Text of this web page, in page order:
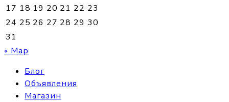
17 18 19 20 21 22 23
24 25 26 27 28 29 30
31
« Мар
Блог
Объявления
Магазин